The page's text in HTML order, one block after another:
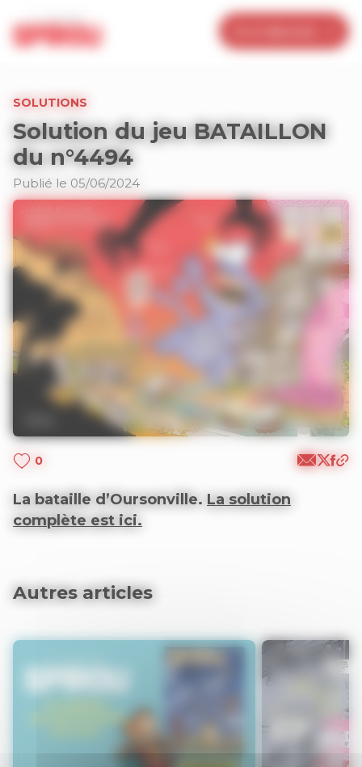
SOLUTIONS
Solution du jeu BATAILLON
du n°4494
Publié le 05/06/2024
0
La bataille d’Oursonville. La solution
complète est ici.
Autres articles